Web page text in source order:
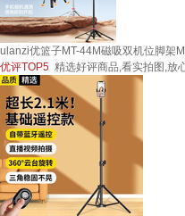
ulanzi优篮子MT-44M磁吸双机位脚架
优评TOP5 精选好评商品,看实拍图,放